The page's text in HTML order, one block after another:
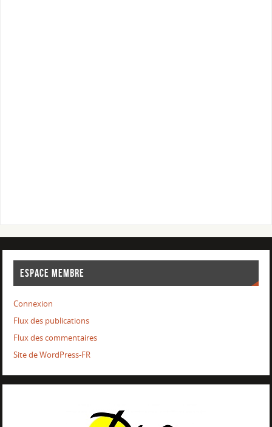
ESPACE MEMBRE
Connexion
Flux des publications
Flux des commentaires
Site de WordPress-FR